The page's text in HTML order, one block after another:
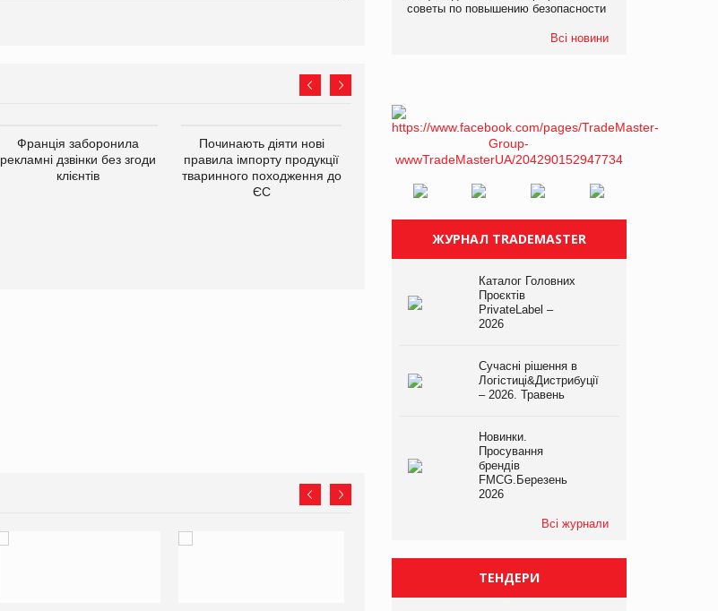
Франція заборонила
рекламні дзвінки без згоди
клієнтів
Починають діяти нові
правила імпорту продукції
тваринного походження до
ЄС
Аргентина повертається з
продуктами птахівництва
світових цін на
советы по повышению безопасности
Всі новини
ЖУРНАЛ TRADEMASTER
Каталог Головних
Проєктів
PrivateLabel –
2026
Сучасні рішення в
Логістиці&Дистрибуції
– 2026. Травень
Новинки.
Просування
брендів
FMCG.Березень
2026
Всі журнали
ТЕНДЕРИ